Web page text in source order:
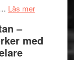
teater
´s
rolig
Läs merom
valet
–
med